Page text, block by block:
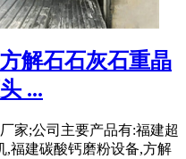
解石石灰石重晶
...
家;公司主要产品有:福建超
,福建碳酸钙磨粉设备,方解